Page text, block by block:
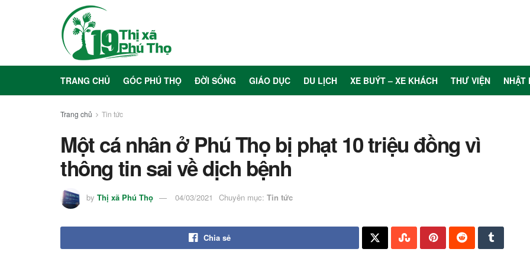
TRANG CHỦ GÓC PHÚ THỌ ĐỜI SỐNG GIÁO DỤC DU LỊCH XE BUÝT – XE KHÁCH THƯ VIỆN NHẬT
Trang chủ Tin tức
Một cá nhân ở Phú Thọ bị phạt 10 triệu đồng vì
thông tin sai về dịch bệnh
by Thị xã Phú Thọ 04/03/2021 Chuyên mục: Tin tức
Chia sẻ